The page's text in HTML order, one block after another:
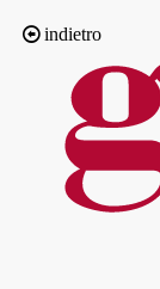
indietro